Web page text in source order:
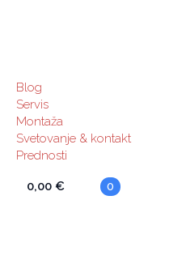
Blog
Servis
Montaža
Svetovanje & kontakt
Prednosti
0,00 € 0